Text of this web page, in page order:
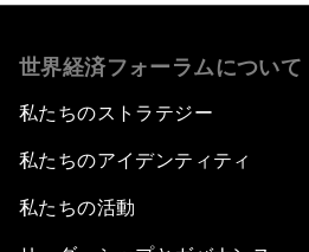
世界経済フォーラムについて
私たちのストラテジー
私たちのアイデンティティ
私たちの活動